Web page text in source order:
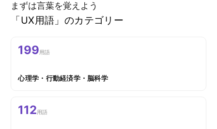
まずは言葉を覚えよう
「UX用語」のカテゴリー
199用語
心理学・行動経済学・脳科学
112用語